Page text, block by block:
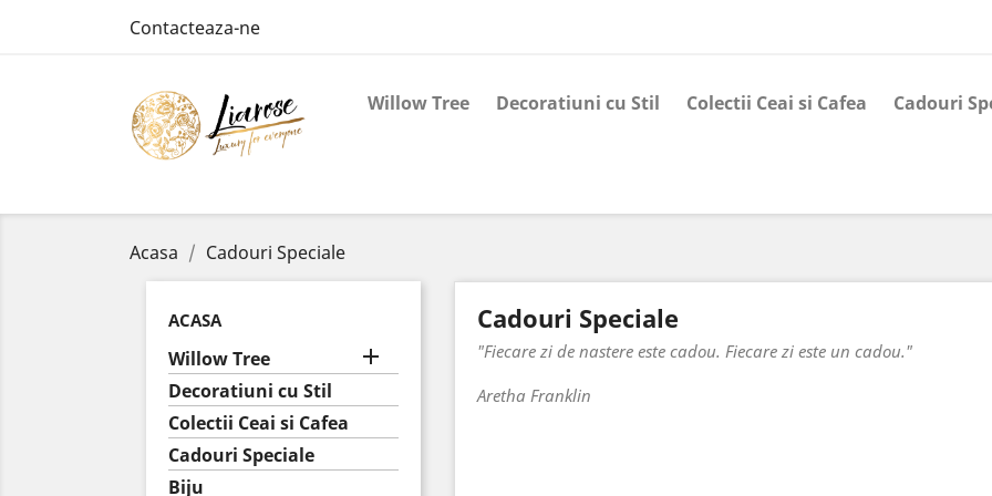
Contacteaza-ne
Willow Tree Decoratiuni cu Stil Colectii Ceai si Cafea Cadouri
Acasa Cadouri Speciale
ACASA
Willow Tree 
Decoratiuni cu Stil
Colectii Ceai si Cafea
Cadouri Speciale
Biju
Cadouri Speciale
"Fiecare zi de nastere este cadou. Fiecare zi este un cadou."
Aretha Franklin